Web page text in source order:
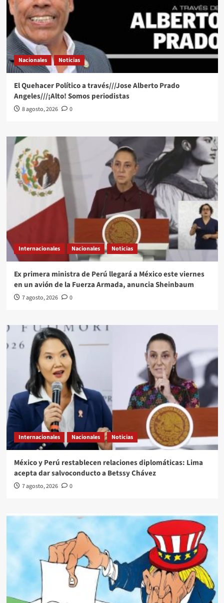
Nacionales Noticias
El Quehacer Político a través///Jose Alberto Prado
Angeles///¡Alto! Somos periodistas
8 agosto, 2026 0
Internacionales Nacionales Noticias
Ex primera ministra de Perú llegará a México este viernes
en un avión de la Fuerza Armada, anuncia Sheinbaum
7 agosto, 2026 0
Internacionales Nacionales Noticias
México y Perú restablecen relaciones diplomáticas: Lima
acepta dar salvoconducto a Betssy Chávez
7 agosto, 2026 0